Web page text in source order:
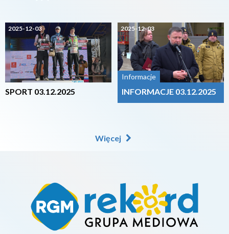
2025-12-03
SPORT 03.12.2025
2025-12-03
Informacje
INFORMACJE 03.12.2025
Więcej